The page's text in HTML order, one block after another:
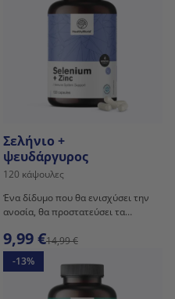
Σελήνιο +
ψευδάργυρος
120 κάψουλες
Ένα δίδυμο που θα ενισχύσει την
ανοσία, θα προστατεύσει τα
9,99 €14,99 €
-13%